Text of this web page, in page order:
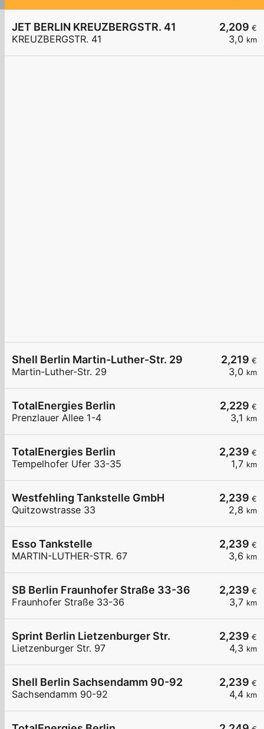
2,209 €
3,0 km
JET BERLIN KREUZBERGSTR. 41
KREUZBERGSTR. 41
2,219 €
3,0 km
Shell Berlin Martin-Luther-Str. 29
Martin-Luther-Str. 29
2,229 €
3,1 km
TotalEnergies Berlin
Prenzlauer Allee 1-4
2,239 €
1,7 km
TotalEnergies Berlin
Tempelhofer Ufer 33-35
2,239 €
2,8 km
Westfehling Tankstelle GmbH
Quitzowstrasse 33
2,239 €
3,6 km
Esso Tankstelle
MARTIN-LUTHER-STR. 67
2,239 €
3,7 km
SB Berlin Fraunhofer Straße 33-36
Fraunhofer Straße 33-36
2,239 €
4,3 km
Sprint Berlin Lietzenburger Str.
Lietzenburger Str. 97
2,239 €
4,4 km
Shell Berlin Sachsendamm 90-92
Sachsendamm 90-92